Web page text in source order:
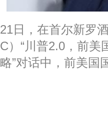
21日，在首尔新罗
C）“川普2.0，前美
略”对话中，前美国